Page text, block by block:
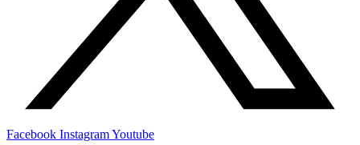
Facebook InstagramYoutube